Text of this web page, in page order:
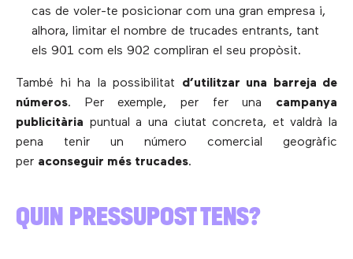
cas de voler-te posicionar com una gran empresa i,
alhora, limitar el nombre de trucades entrants, tant
els 901 com els 902 compliran el seu propòsit.
També hi ha la possibilitat d’utilitzar una barreja de
números. Per exemple, per fer una campanya
publicitària puntual a una ciutat concreta, et valdrà la
pena tenir un número comercial geogràfic
per aconseguir més trucades.
QUIN PRESSUPOST TENS?